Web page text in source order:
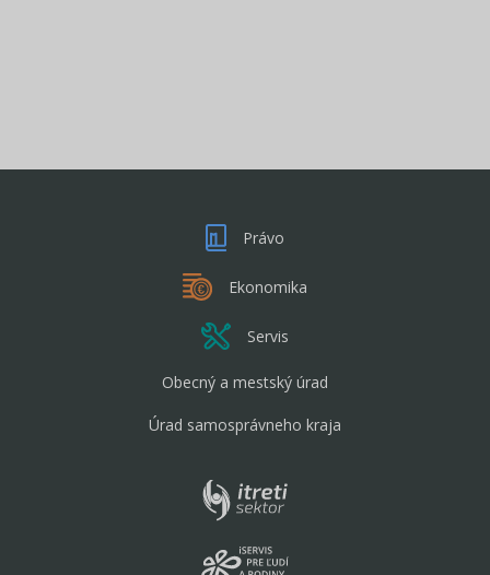
Právo
Ekonomika
Servis
Obecný a mestský úrad
Úrad samosprávneho kraja